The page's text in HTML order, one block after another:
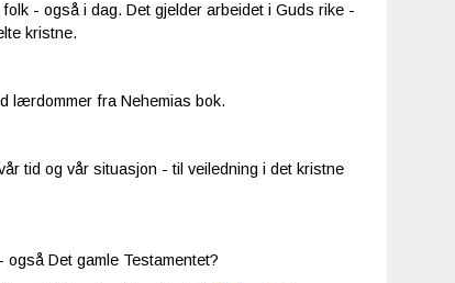
- også i dag. Det gjelder arbeidet i Guds rike -
kristne.
lærdommer fra Nehemias bok.
tid og vår situasjon - til veiledning i det kristne
Det gamle Testamentet?